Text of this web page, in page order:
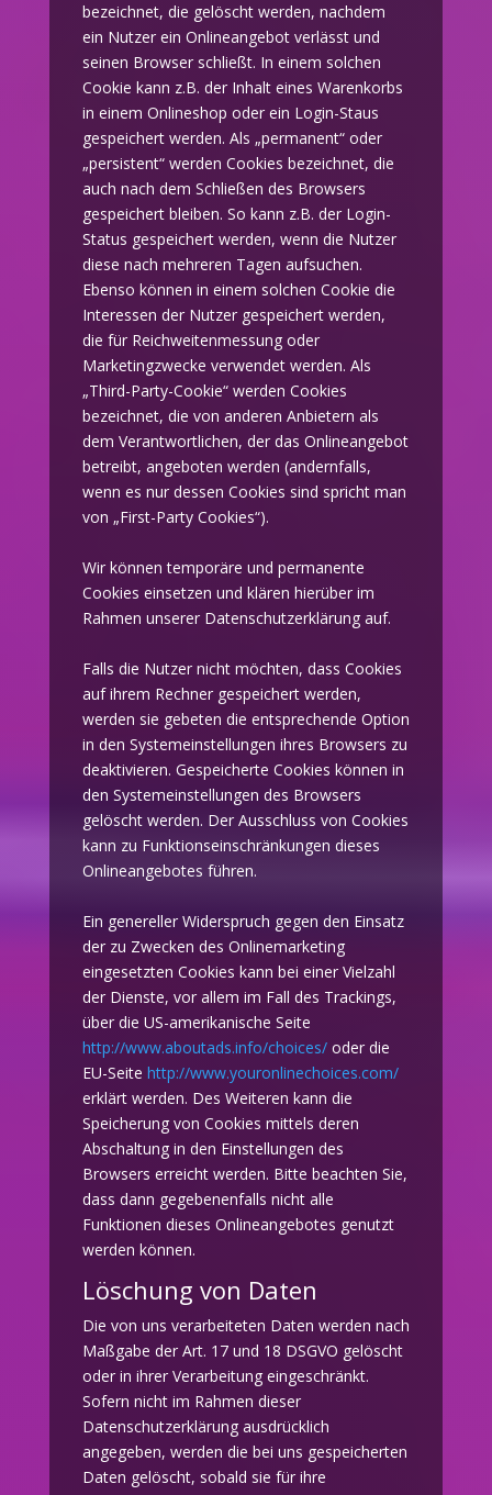
bezeichnet, die gelöscht werden, nachdem
ein Nutzer ein Onlineangebot verlässt und
seinen Browser schließt. In einem solchen
Cookie kann z.B. der Inhalt eines Warenkorbs
in einem Onlineshop oder ein Login-Staus
gespeichert werden. Als „permanent“ oder
„persistent“ werden Cookies bezeichnet, die
auch nach dem Schließen des Browsers
gespeichert bleiben. So kann z.B. der Login-
Status gespeichert werden, wenn die Nutzer
diese nach mehreren Tagen aufsuchen.
Ebenso können in einem solchen Cookie die
Interessen der Nutzer gespeichert werden,
die für Reichweitenmessung oder
Marketingzwecke verwendet werden. Als
„Third-Party-Cookie“ werden Cookies
bezeichnet, die von anderen Anbietern als
dem Verantwortlichen, der das Onlineangebot
betreibt, angeboten werden (andernfalls,
wenn es nur dessen Cookies sind spricht man
von „First-Party Cookies“).
Wir können temporäre und permanente
Cookies einsetzen und klären hierüber im
Rahmen unserer Datenschutzerklärung auf.
Falls die Nutzer nicht möchten, dass Cookies
auf ihrem Rechner gespeichert werden,
werden sie gebeten die entsprechende Option
in den Systemeinstellungen ihres Browsers zu
deaktivieren. Gespeicherte Cookies können in
den Systemeinstellungen des Browsers
gelöscht werden. Der Ausschluss von Cookies
kann zu Funktionseinschränkungen dieses
Onlineangebotes führen.
Ein genereller Widerspruch gegen den Einsatz
der zu Zwecken des Onlinemarketing
eingesetzten Cookies kann bei einer Vielzahl
der Dienste, vor allem im Fall des Trackings,
über die US-amerikanische Seite
http://www.aboutads.info/choices/oder die
EU-Seite http://www.youronlinechoices.com/
erklärt werden. Des Weiteren kann die
Speicherung von Cookies mittels deren
Abschaltung in den Einstellungen des
Browsers erreicht werden. Bitte beachten Sie,
dass dann gegebenenfalls nicht alle
Funktionen dieses Onlineangebotes genutzt
werden können.
Löschung von Daten
Die von uns verarbeiteten Daten werden nach
Maßgabe der Art. 17 und 18 DSGVO gelöscht
oder in ihrer Verarbeitung eingeschränkt.
Sofern nicht im Rahmen dieser
Datenschutzerklärung ausdrücklich
angegeben, werden die bei uns gespeicherten
Daten gelöscht, sobald sie für ihre